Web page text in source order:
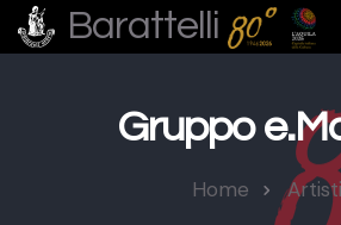
Barattelli
Gruppo
Home Artisti